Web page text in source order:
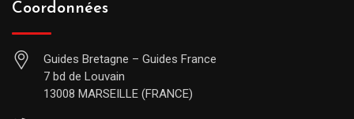
Coordonnées
Guides Bretagne – Guides France
7 bd de Louvain
13008 MARSEILLE (FRANCE)